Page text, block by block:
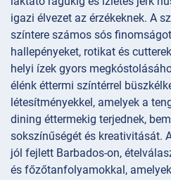
igazi élvezet az érzékeknek. A
színtere számos sós
hallepényeket, rotikat és
helyi ízek gyors
élénk éttermi színtérrel
létesítményekkel, amelyek a
dining éttermekig terjednek,
sokszínűségét és kreativitását.
jól fejlett Barbados-on,
és főzőtanfolyamokkal,